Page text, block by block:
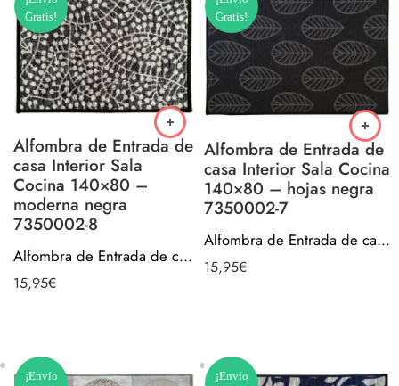
Gratis!
Alfombra de Entrada de
casa Interior Sala
Cocina 140×80 –
moderna negra
7350002-8
Alfombra de Entrada de casa Interior Sala Cocina 140×80 – moderna negra 7350002-8
15,95€
Gratis!
Alfombra de Entrada de
casa Interior Sala Cocina
140×80 – hojas negra
7350002-7
Alfombra de Entrada de casa Interior Sala Cocina 140×80 – hojas negra 7350002-7
15,95€
¡Envío
¡Envío